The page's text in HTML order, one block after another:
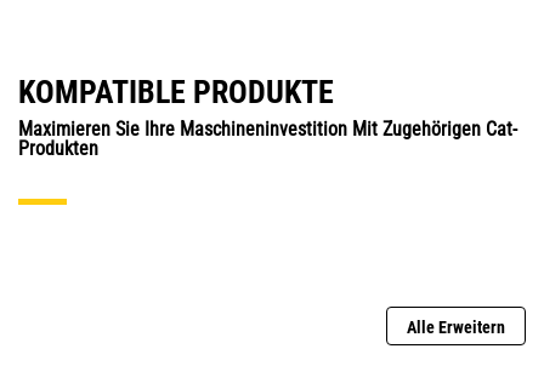
KOMPATIBLE PRODUKTE
Maximieren Sie Ihre Maschineninvestition Mit Zugehörigen Cat-
Produkten
Alle Erweitern